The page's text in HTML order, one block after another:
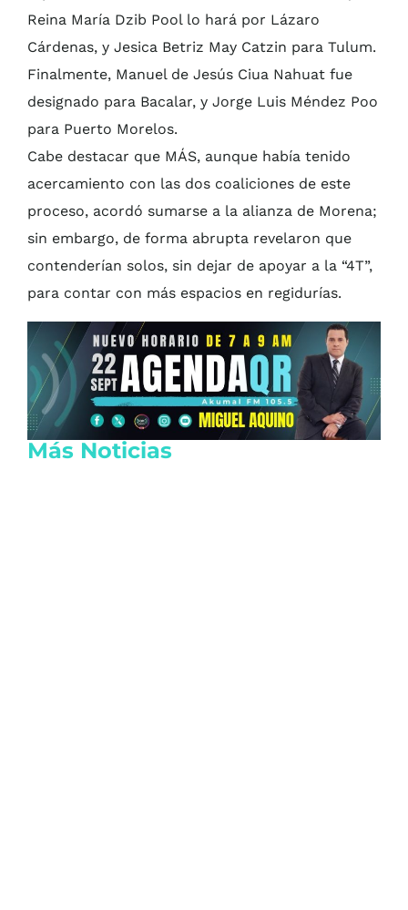
Reina María Dzib Pool lo hará por Lázaro
Cárdenas, y Jesica Betriz May Catzin para Tulum.
Finalmente, Manuel de Jesús Ciua Nahuat fue
designado para Bacalar, y Jorge Luis Méndez Poo
para Puerto Morelos.
Cabe destacar que MÁS, aunque había tenido
acercamiento con las dos coaliciones de este
proceso, acordó sumarse a la alianza de Morena;
sin embargo, de forma abrupta revelaron que
contenderían solos, sin dejar de apoyar a la “4T”,
para contar con más espacios en regidurías.
Más Noticias